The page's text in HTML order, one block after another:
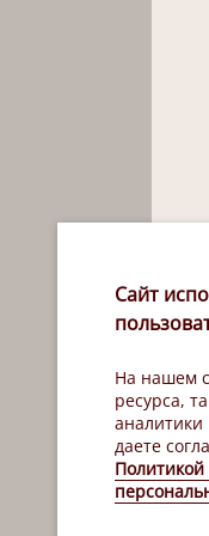
Сайт
На нашем
ресурса,
аналитики
даете